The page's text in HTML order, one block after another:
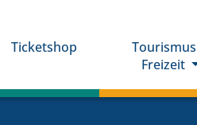
Ticketshop
Freizeit